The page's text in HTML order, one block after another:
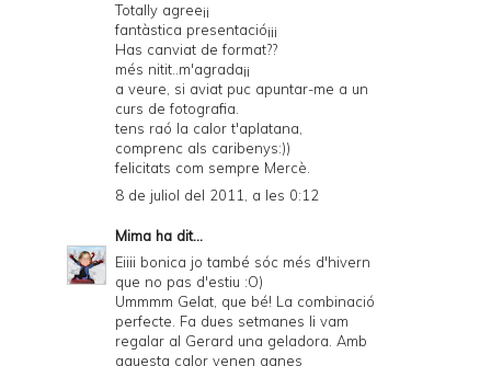
Totally agree¡¡
fantàstica presentació¡¡¡
Has canviat de format??
més nitit..m'agrada¡¡
a veure, si aviat puc apuntar-me a un
curs de fotografia.
tens raó la calor t'aplatana,
comprenc als caribenys:))
felicitats com sempre Mercè.
8 de juliol del 2011, a les 0:12
Mima ha dit...
Eiiii bonica jo també sóc més d'hivern
que no pas d'estiu :O)
Ummmm Gelat, que bé! La combinació
perfecte. Fa dues setmanes li vam
regalar al Gerard una geladora. Amb
aquesta calor venen ganes